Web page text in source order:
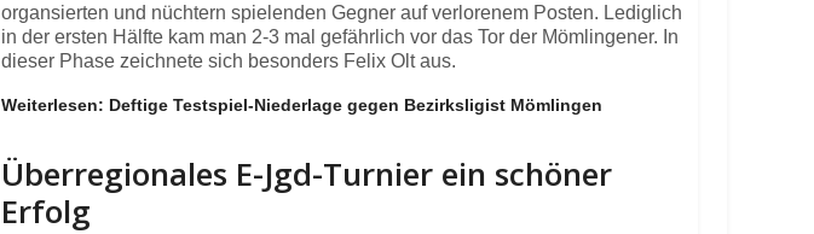
organsierten und nüchtern spielenden Gegner auf verlorenem Posten. Lediglich
in der ersten Hälfte kam man 2-3 mal gefährlich vor das Tor der Mömlingener. In
dieser Phase zeichnete sich besonders Felix Olt aus.
Weiterlesen: Deftige Testspiel-Niederlage gegen Bezirksligist Mömlingen
Überregionales E-Jgd-Turnier ein schöner
Erfolg